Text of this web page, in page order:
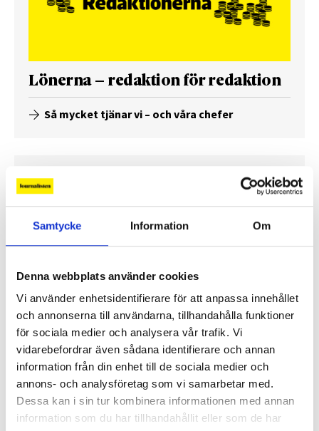
Samtycke Information Om
Denna webbplats använder cookies
Vi använder enhetsidentifierare för att anpassa innehållet
och annonserna till användarna, tillhandahålla funktioner
för sociala medier och analysera vår trafik. Vi
vidarebefordrar även sådana identifierare och annan
information från din enhet till de sociala medier och
annons- och analysföretag som vi samarbetar med.
Dessa kan i sin tur kombinera informationen med annan
information som du har tillhandahållit eller som de har
Lönerna – redaktion för redaktion
Så mycket tjänar vi – och våra chefer
Så mycket tjänar mediecheferna
Så mycket tjänar 260 mediechefer